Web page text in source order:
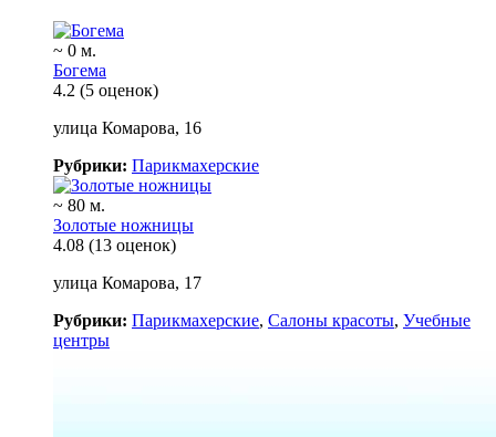
~ 0 м.
Богема
4.2 (5 оценок)
улица Комарова, 16
Рубрики: Парикмахерские
~ 80 м.
Золотые ножницы
4.08 (13 оценок)
улица Комарова, 17
Рубрики: Парикмахерские, Салоны красоты, Учебные
центры